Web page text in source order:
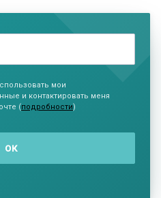
мои
и контактировать меня
(подробности)